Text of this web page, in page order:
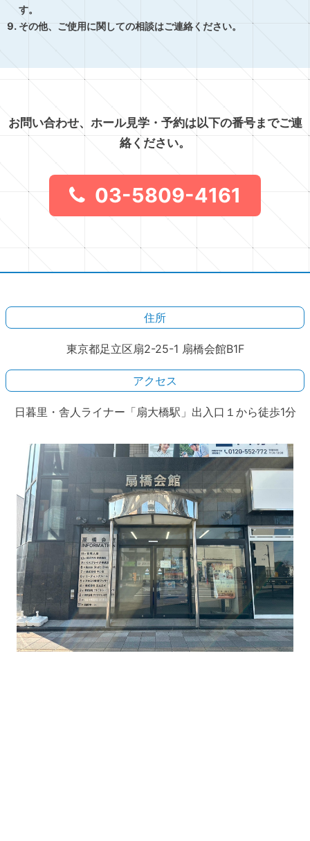
す。
その他、ご使用に関しての相談はご連絡ください。
お問い合わせ、ホール見学・予約は以下の番号までご連
絡ください。
03-5809-4161
住所
東京都足立区扇2-25-1 扇橋会館B1F
アクセス
日暮里・舎人ライナー「扇大橋駅」出入口１から徒歩1分